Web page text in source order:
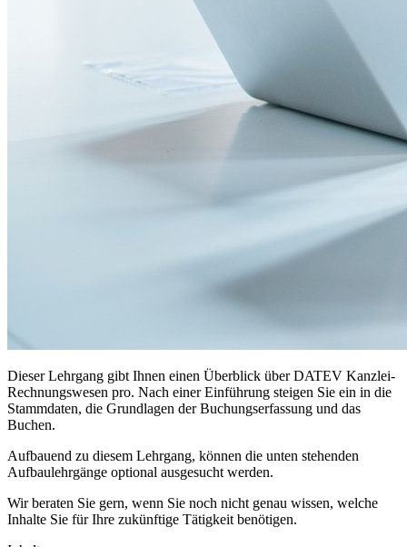
Dieser Lehrgang gibt Ihnen einen Überblick über DATEV Kanzlei-
Rechnungswesen pro. Nach einer Einführung steigen Sie ein in die
Stammdaten, die Grundlagen der Buchungserfassung und das
Buchen.
Aufbauend zu diesem Lehrgang, können die unten stehenden
Aufbaulehrgänge optional ausgesucht werden.
Wir beraten Sie gern, wenn Sie noch nicht genau wissen, welche
Inhalte Sie für Ihre zukünftige Tätigkeit benötigen.